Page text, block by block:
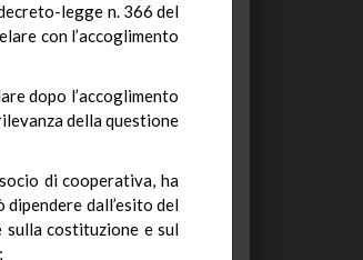
legge n. 366 del
con l’accoglimento
dopo l’accoglimento
della questione
di cooperativa, ha
dall’esito del
sulla costituzione e sul